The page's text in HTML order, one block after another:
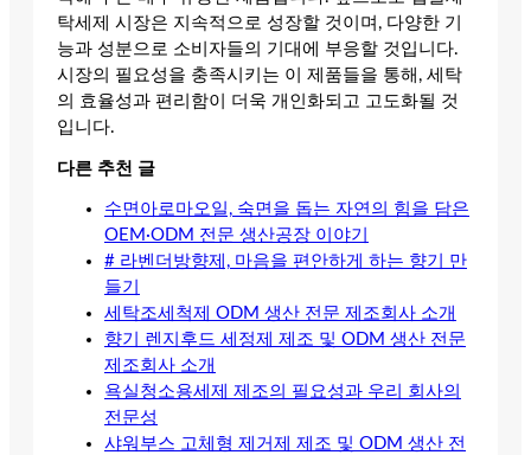
탁세제 시장은 지속적으로 성장할 것이며, 다양한 기
능과 성분으로 소비자들의 기대에 부응할 것입니다.
시장의 필요성을 충족시키는 이 제품들을 통해, 세탁
의 효율성과 편리함이 더욱 개인화되고 고도화될 것
입니다.
다른 추천 글
수면아로마오일, 숙면을 돕는 자연의 힘을 담은
OEM·ODM 전문 생산공장 이야기
# 라벤더방향제, 마음을 편안하게 하는 향기 만
들기
세탁조세척제 ODM 생산 전문 제조회사 소개
향기 렌지후드 세정제 제조 및 ODM 생산 전문
제조회사 소개
욕실청소용세제 제조의 필요성과 우리 회사의
전문성
샤워부스 고체형 제거제 제조 및 ODM 생산 전